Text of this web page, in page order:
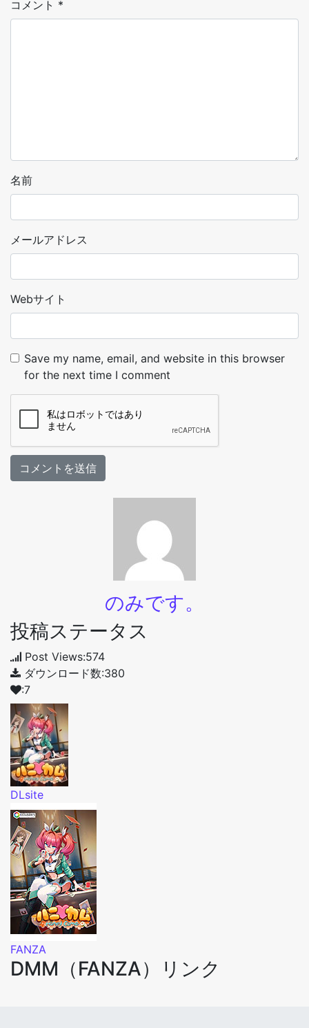
コメント *
名前
メールアドレス
Webサイト
Save my name, email, and website in this browser
for the next time I comment
のみです。
投稿ステータス
Post Views:574
ダウンロード数:380
:7
DLsite
FANZA
DMM（FANZA）リンク